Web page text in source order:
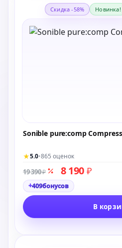
Скидка -58% Новинка!
Sonible pure:comp
★5.0•865 оценок
19 390₽ 8 190 ₽
+409бонусов
В